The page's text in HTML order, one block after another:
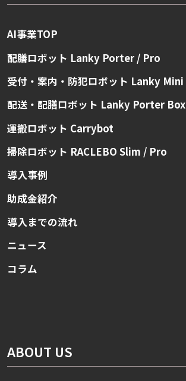
AI事業TOP
配膳ロボット Lanky Porter / Pro
受付・案内・防犯ロボット Lanky Mini
配送・配膳ロボット Lanky Porter Box
運搬ロボット Carrybot
掃除ロボット RACLEBO Slim / Pro
導入事例
助成金紹介
導入までの流れ
ニュース
コラム
ABOUT US